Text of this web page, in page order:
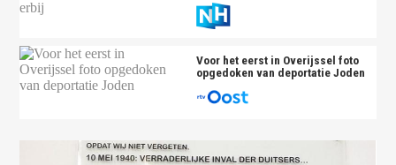
Voor het eerst in Overijssel foto
opgedoken van deportatie Joden